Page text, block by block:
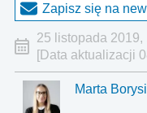
Zapisz się na
25 listopada 2019,
[Data aktualizacji
Marta